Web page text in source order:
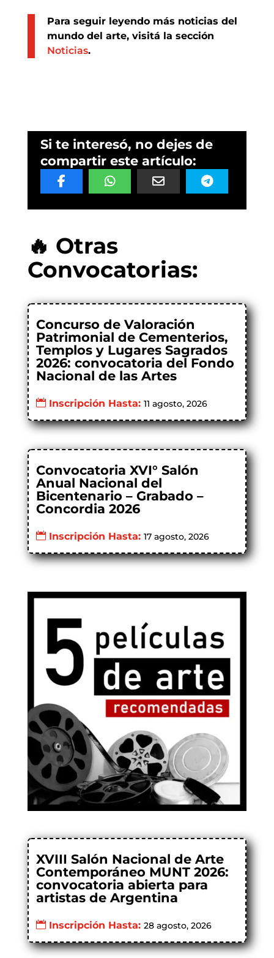
Para seguir leyendo más noticias del
mundo del arte, visitá la sección
Noticias.
Si te interesó, no dejes de
compartir este artículo:
🔥 Otras
Convocatorias:
Concurso de Valoración
Patrimonial de Cementerios,
Templos y Lugares Sagrados
2026: convocatoria del Fondo
Nacional de las Artes
Inscripción Hasta: 11 agosto, 2026
Convocatoria XVI° Salón
Anual Nacional del
Bicentenario – Grabado –
Concordia 2026
Inscripción Hasta: 17 agosto, 2026
XVIII Salón Nacional de Arte
Contemporáneo MUNT 2026:
convocatoria abierta para
artistas de Argentina
Inscripción Hasta: 28 agosto, 2026